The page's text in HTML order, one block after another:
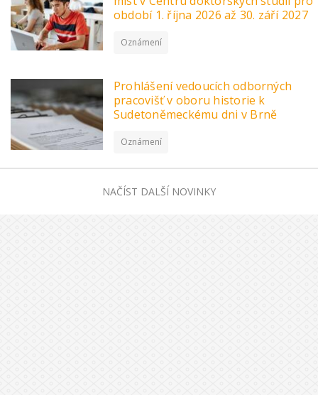
období 1. října 2026 až 30. září 2027
Oznámení
Prohlášení vedoucích odborných
pracovišť v oboru historie k
Sudetoněmeckému dni v Brně
Oznámení
NAČÍST DALŠÍ NOVINKY